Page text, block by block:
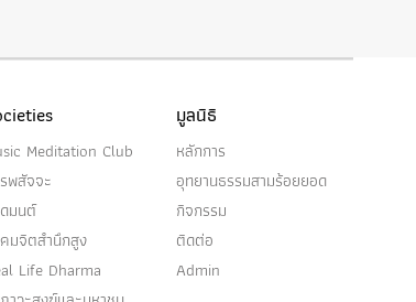
Meditation Club
พสัจจะ
มนต์
มจิตสำนึกสูง
Life Dharma
มูลนิธิ
หลักการ
อุทยานธรรมสามร้อยยอด
กิจกรรม
ติดต่อ
Admin